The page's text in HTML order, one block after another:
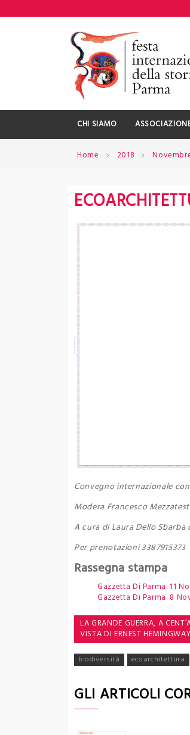
to
CHI SIAMO
Home 2018
Convegno internazionale
Modera Francesco
A cura di Laura Dello Sbarba
Per prenotazioni 3387915373
Rassegna stampa
Gazzetta Di Parma. 11
Gazzetta Di Parma. 8
Navigazione
articoli
LA GRANDE GUERRA, A
VISTA DI ERNEST HEMINGWAY
biodiversità ecoarchitettura
GLI ARTICOLI